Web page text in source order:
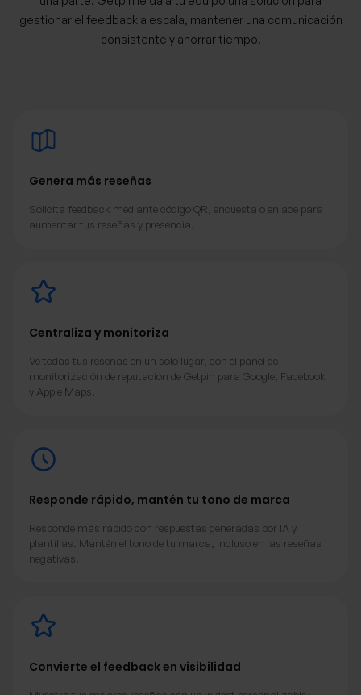
gestionar el feedback a escala, mantener una comunicación
consistente y ahorrar tiempo.
Genera más reseñas
Solicita feedback mediante código QR, encuesta o enlace para
aumentar tus reseñas y presencia.
Centraliza y monitoriza
Ve todas tus reseñas en un solo lugar, con el panel de
monitorización de reputación de Getpin para Google, Facebook
y Apple Maps.
Responde rápido, mantén tu tono de marca
Responde más rápido con respuestas generadas por IA y
plantillas. Mantén el tono de tu marca, incluso en las reseñas
negativas.
Convierte el feedback en visibilidad